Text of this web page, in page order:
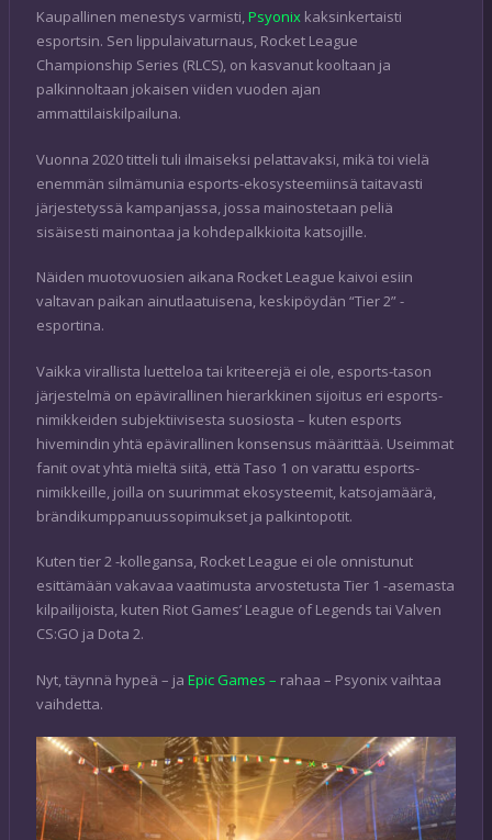
Kaupallinen menestys varmisti,Psyonix kaksinkertaisti
esportsin. Sen lippulaivaturnaus, Rocket League
Championship Series (RLCS), on kasvanut kooltaan ja
palkinnoltaan jokaisen viiden vuoden ajan
ammattilaiskilpailuna.
Vuonna 2020 titteli tuli ilmaiseksi pelattavaksi, mikä toi vielä
enemmän silmämunia esports-ekosysteemiinsä taitavasti
järjestetyssä kampanjassa, jossa mainostetaan peliä
sisäisesti mainontaa ja kohdepalkkioita katsojille.
Näiden muotovuosien aikana Rocket League kaivoi esiin
valtavan paikan ainutlaatuisena, keskipöydän “Tier 2” -
esportina.
Vaikka virallista luetteloa tai kriteerejä ei ole, esports-tason
järjestelmä on epävirallinen hierarkkinen sijoitus eri esports-
nimikkeiden subjektiivisesta suosiosta – kuten esports
hivemindin yhtä epävirallinen konsensus määrittää. Useimmat
fanit ovat yhtä mieltä siitä, että Taso 1 on varattu esports-
nimikkeille, joilla on suurimmat ekosysteemit, katsojamäärä,
brändikumppanuussopimukset ja palkintopotit.
Kuten tier 2 -kollegansa, Rocket League ei ole onnistunut
esittämään vakavaa vaatimusta arvostetusta Tier 1 -asemasta
kilpailijoista, kuten Riot Games’ League of Legends tai Valven
CS:GO ja Dota 2.
Nyt, täynnä hypeä – ja Epic Games – rahaa – Psyonix vaihtaa
vaihdetta.